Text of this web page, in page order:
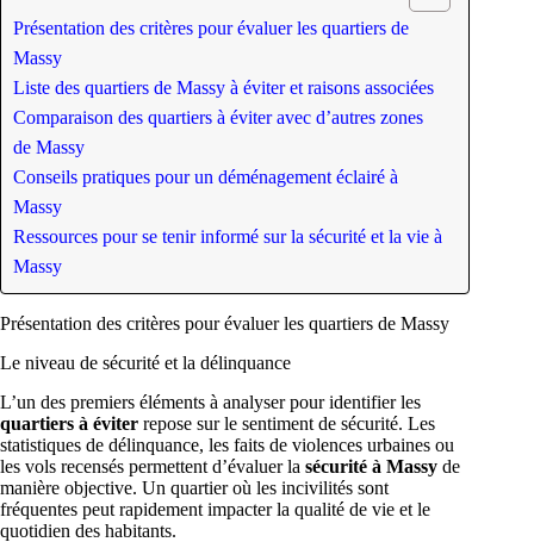
Présentation des critères pour évaluer les quartiers de
Massy
Liste des quartiers de Massy à éviter et raisons associées
Comparaison des quartiers à éviter avec d’autres zones
de Massy
Conseils pratiques pour un déménagement éclairé à
Massy
Ressources pour se tenir informé sur la sécurité et la vie à
Massy
Présentation des critères pour évaluer les quartiers de Massy
Le niveau de sécurité et la délinquance
L’un des premiers éléments à analyser pour identifier les
quartiers à éviter repose sur le sentiment de sécurité. Les
statistiques de délinquance, les faits de violences urbaines ou
les vols recensés permettent d’évaluer la sécurité à Massy de
manière objective. Un quartier où les incivilités sont
fréquentes peut rapidement impacter la qualité de vie et le
quotidien des habitants.